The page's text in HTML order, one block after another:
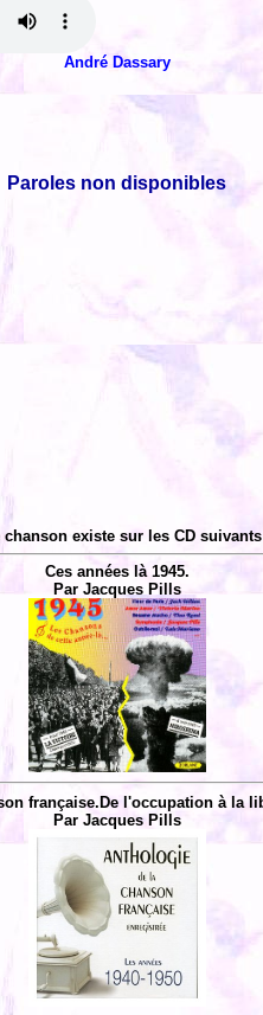
André Dassary
Paroles non disponibles
chanson existe sur les CD
Ces années là 1945.
Par Jacques Pills
française.De l'occupation à la
Par Jacques Pills